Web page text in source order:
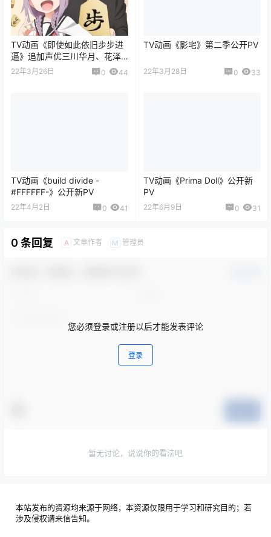
TV动画《即使如此依旧步步进
逼》追加声优三川华月、花泽
香菜
22年3月26日 0 44
TV动画《影宅》第二季公开PV
22年3月28日 0 33
TV动画《build divide -
#FFFFFF-》公开新PV
22年4月2日 0 41
TV动画《Prima Doll》公开新
PV
22年6月9日 0 31
0 条回复 A 文章作者 M 管理员
您必须登录或注册以后才能发表评论
登录
暂无讨论，说说你的看法吧
本站发布的资源均来源于网络，本资源仅限用于学习和研究目的；若
涉及侵权请来信告知。